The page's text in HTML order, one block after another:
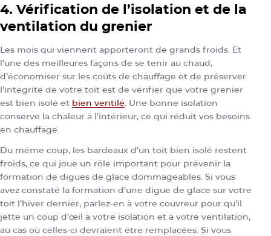
4. Vérification de l’isolation et de la
ventilation du grenier
Les mois qui viennent apporteront de grands froids. Et
l’une des meilleures façons de se tenir au chaud,
d’économiser sur les coûts de chauffage et de préserver
l’intégrité de votre toit est de vérifier que votre grenier
est bien isolé et bien ventilé. Une bonne isolation
conserve la chaleur à l’intérieur, ce qui réduit vos besoins
en chauffage.
Du même coup, les bardeaux d’un toit bien isolé restent
froids, ce qui joue un rôle important pour prévenir la
formation de digues de glace dommageables. Si vous
avez constaté la formation d’une digue de glace sur votre
toit l’hiver dernier, parlez-en à votre couvreur pour qu’il
jette un coup d’œil à votre isolation et à votre ventilation,
au cas où celles-ci devraient être remplacées. Si vous